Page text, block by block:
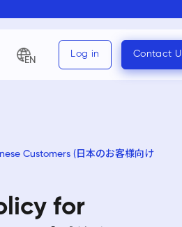
EN
Log in Contact
Customers (日本のお客様向け
for